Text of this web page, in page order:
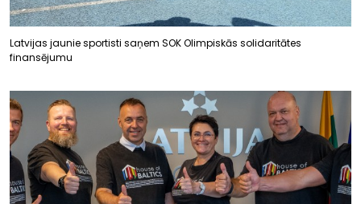
Latvijas jaunie sportisti saņem SOK Olimpiskās solidaritātes
finansējumu